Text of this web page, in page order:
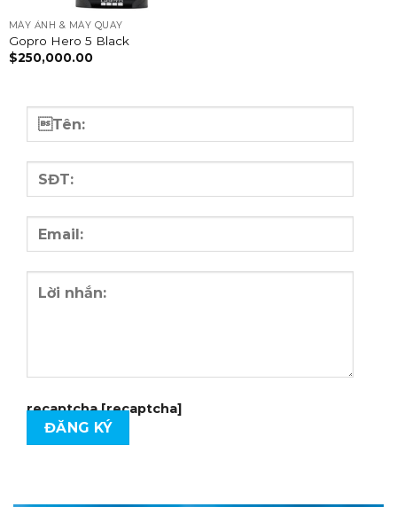
MÁY ẢNH & MÁY QUAY
Gopro Hero 5 Black
$250,000.00
recaptcha[recaptcha]